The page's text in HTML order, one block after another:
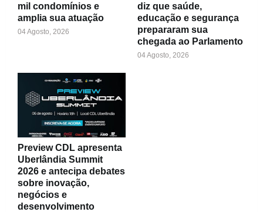
mil condomínios e
amplia sua atuação
04 Agosto, 2026
diz que saúde,
educação e segurança
prepararam sua
chegada ao Parlamento
04 Agosto, 2026
Preview CDL apresenta
Uberlândia Summit
2026 e antecipa debates
sobre inovação,
negócios e
desenvolvimento